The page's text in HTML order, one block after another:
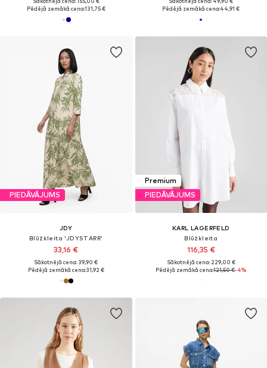
Pēdējā zemākā cena:131,75 €
Pēdējā zemākā cena:44,91 €
PIEDĀVĀJUMS
JDY
Blūžkleita 'JDYSTARR'
33,16 €
Sākotnējā cena: 39,90 €
Pēdējā zemākā cena:31,92 €
Premium
PIEDĀVĀJUMS
KARL LAGERFELD
Blūžkleita
116,35 €
Sākotnējā cena: 229,00 €
Pēdējā zemākā cena:121,50 €-4%